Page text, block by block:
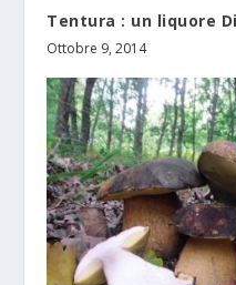
Tentura : un liquore
Ottobre 9, 2014